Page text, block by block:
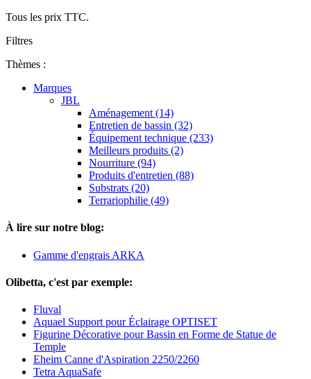
Tous les prix TTC.
Filtres
Thèmes :
Marques
JBL
Aménagement (14)
Entretien de bassin (32)
Équipement technique (233)
Meilleurs produits (2)
Nourriture (94)
Produits d'entretien (88)
Substrats (20)
Terrariophilie (49)
À lire sur notre blog:
Gamme d'engrais ARKA
Olibetta, c'est par exemple:
Fluval
Aquael Support pour Éclairage OPTISET
Figurine Décorative pour Bassin en Forme de Statue de
Temple
Eheim Canne d'Aspiration 2250/2260
Tetra AquaSafe